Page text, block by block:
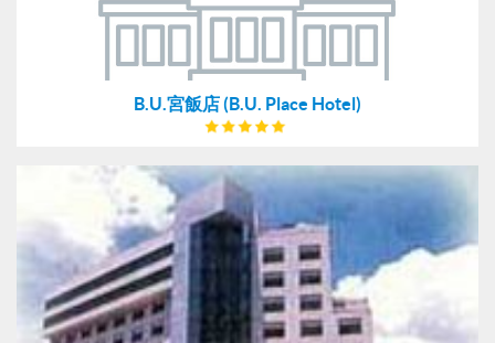
B.U.宮飯店 (B.U. Place Hotel)